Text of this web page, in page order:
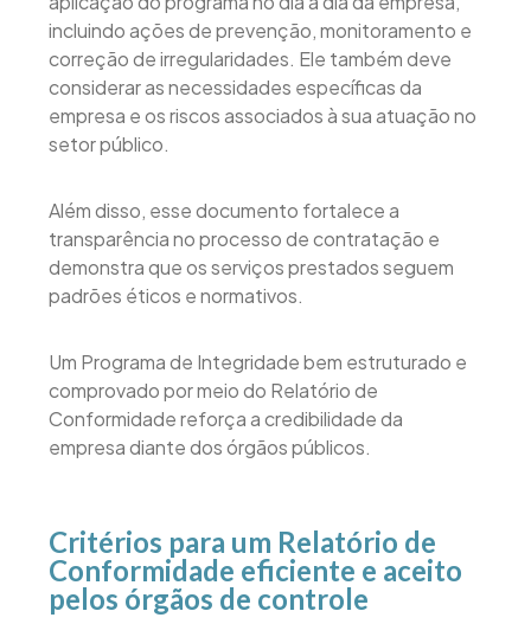
incluindo ações de prevenção, monitoramento e
correção de irregularidades. Ele também deve
considerar as necessidades específicas da
empresa e os riscos associados à sua atuação no
setor público.
Além disso, esse documento fortalece a
transparência no processo de contratação e
demonstra que os serviços prestados seguem
padrões éticos e normativos.
Um Programa de Integridade bem estruturado e
comprovado por meio do Relatório de
Conformidade reforça a credibilidade da
empresa diante dos órgãos públicos.
Critérios para um Relatório de
Conformidade eficiente e aceito
pelos órgãos de controle